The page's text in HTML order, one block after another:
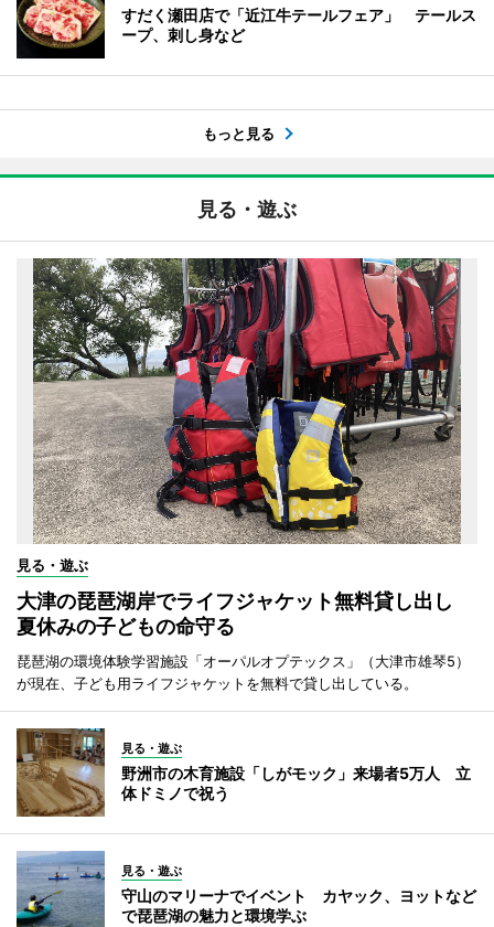
すだく瀬田店で「近江牛テールフェア」 テールス
ープ、刺し身など
もっと見る
見る・遊ぶ
見る・遊ぶ
大津の琵琶湖岸でライフジャケット無料貸し出し
夏休みの子どもの命守る
琵琶湖の環境体験学習施設「オーパルオプテックス」（大津市雄琴5）
が現在、子ども用ライフジャケットを無料で貸し出している。
見る・遊ぶ
野洲市の木育施設「しがモック」来場者5万人 立
体ドミノで祝う
見る・遊ぶ
守山のマリーナでイベント カヤック、ヨットなど
で琵琶湖の魅力と環境学ぶ